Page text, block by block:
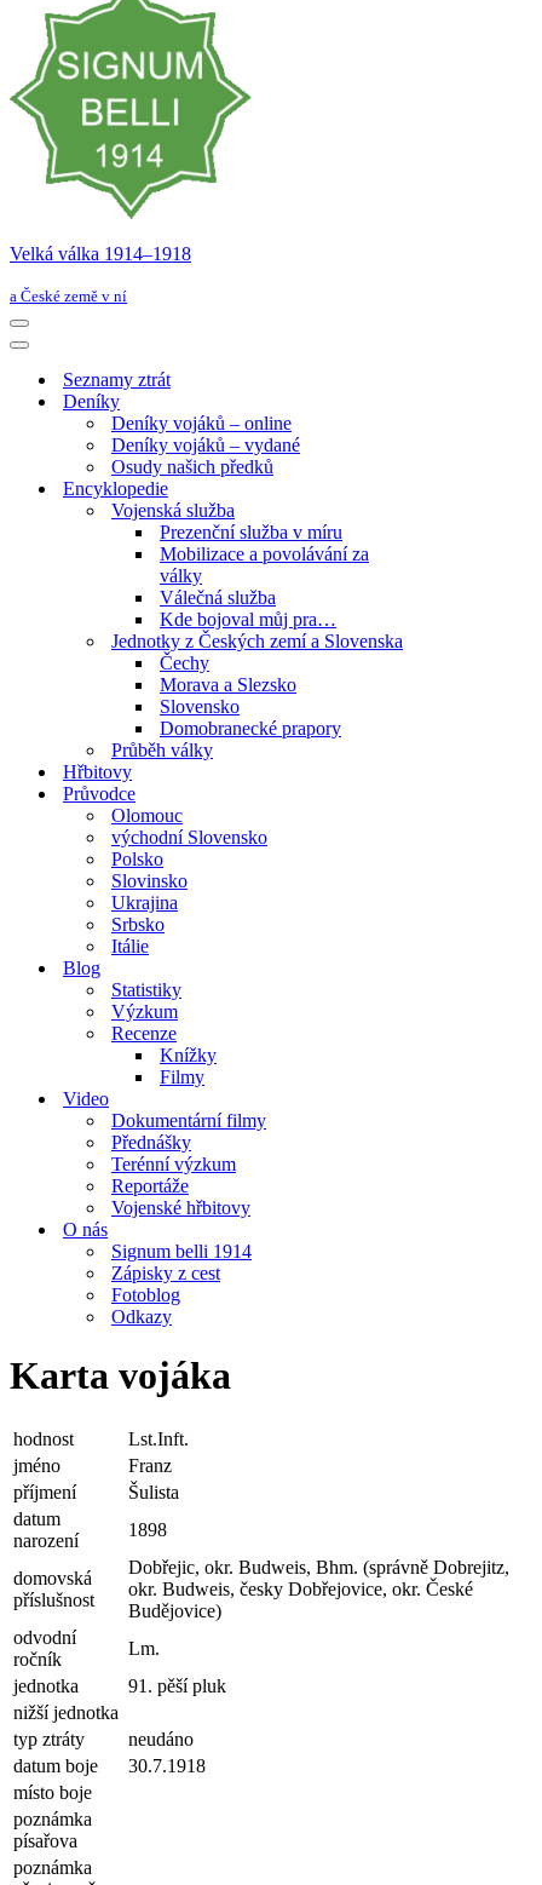
Velká válka 1914–⁠⁠⁠⁠⁠⁠1918
a České země v ní
Navigační
menu
Navigační
Seznamy ztrát
Deníky
Deníky vojáků – online
Deníky vojáků – vydané
Osudy našich předků
Encyklopedie
Vojenská služba
Prezenční služba v míru
Mobilizace a povolávání za
války
Válečná služba
Kde bojoval můj pra…
Jednotky z Českých zemí a Slovenska
Čechy
Morava a Slezsko
Slovensko
Domobranecké prapory
Průběh války
Hřbitovy
Průvodce
Olomouc
východní Slovensko
Polsko
Slovinsko
Ukrajina
Srbsko
Itálie
Blog
Statistiky
Výzkum
Recenze
Knížky
Filmy
Video
Dokumentární filmy
Přednášky
Terénní výzkum
Reportáže
Vojenské hřbitovy
O nás
Signum belli 1914
Zápisky z cest
Fotoblog
Odkazy
Karta vojáka
hodnost
Lst.Inft.
jméno
Franz
příjmení
Šulista
datum
narození
1898
domovská
příslušnost
Dobřejic, okr. Budweis, Bhm. (správně Dobrejitz,
okr. Budweis, česky Dobřejovice, okr. České
Budějovice)
odvodní
ročník
Lm.
jednotka
91. pěší pluk
nižší jednotka
typ ztráty
neudáno
datum boje
30.7.1918
místo boje
poznámka
písařova
poznámka